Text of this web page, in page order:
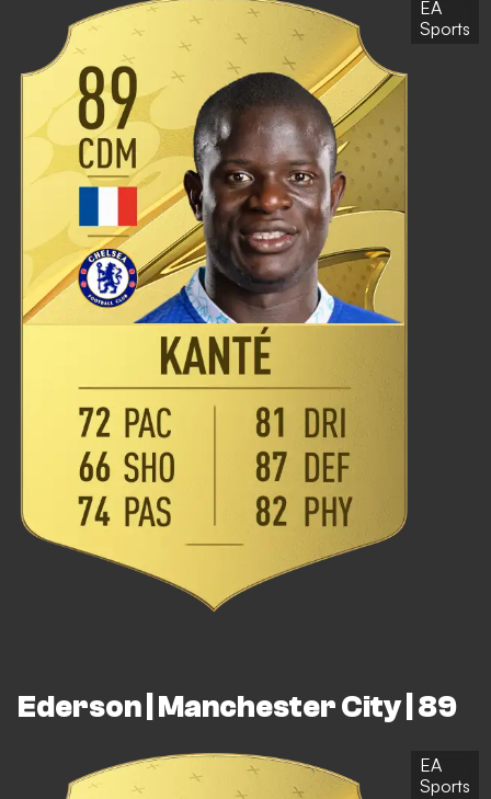
EA
Sports
Ederson | Manchester City | 89
EA
Sports